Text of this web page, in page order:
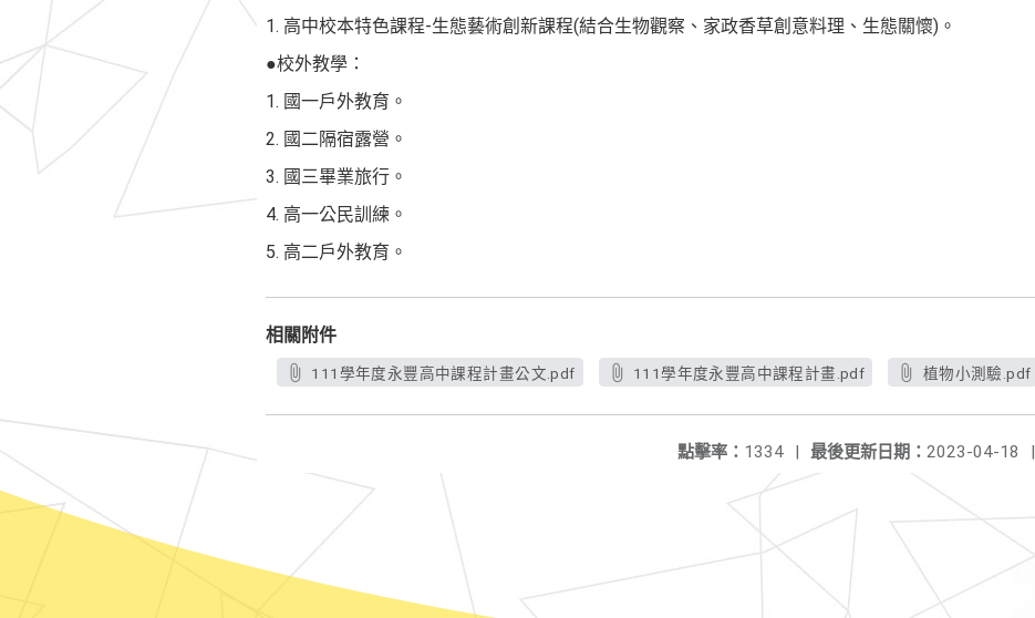
1. 高中校本特色課程-生態藝術創新課程(結合生物觀察、家政香草創意料理、生態關懷)。
●校外教學：
1. 國一戶外教育。
2. 國二隔宿露營。
3. 國三畢業旅行。
4. 高一公民訓練。
5. 高二戶外教育。
相關附件
111學年度永豐高中課程計畫公文.pdf 111學年度永豐高中課程計畫.pdf 植物小測驗.pdf
最後更新日期： 2023-04-18 |
點擊率： 1334 |